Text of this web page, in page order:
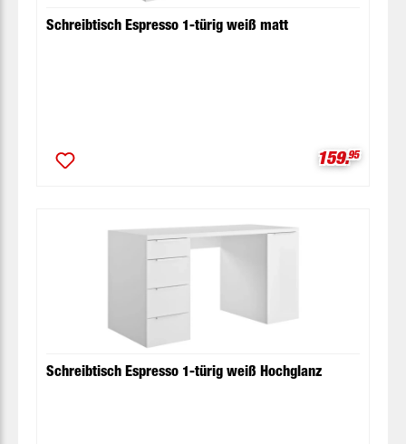
Schreibtisch Espresso 1-türig weiß matt
159.95
Schreibtisch Espresso 1-türig weiß Hochglanz